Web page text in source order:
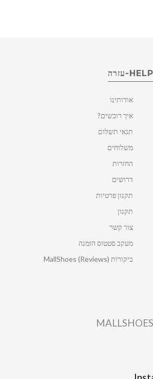
HELP-עזרה
אודותינו
איך רוכשים?
תנאי תשלום
משלוחים
החזרות
דרושים
תקנון פרטיות
תקנון
צור קשר
מעקב סטטוס הזמנה
ביקורות MallShoes (Reviews)
MALLSHOES